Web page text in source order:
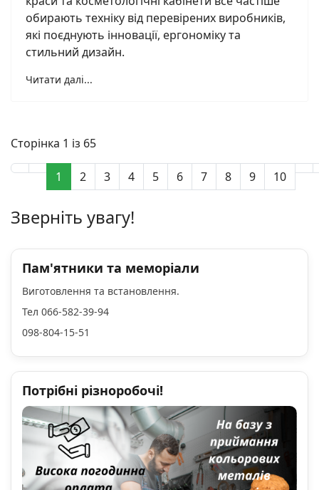
обирають техніку від перевірених виробників,
які поєднують інновації, ергономіку та
стильний дизайн.
Читати далі...
Сторінка 1 із 65
1 2 3 4 5 6 7 8 9 10
Зверніть увагу!
Пам'ятники та меморіали
Виготовлення та встановлення.
Тел 066-582-39-94
098-804-15-51
Потрібні різноробочі!